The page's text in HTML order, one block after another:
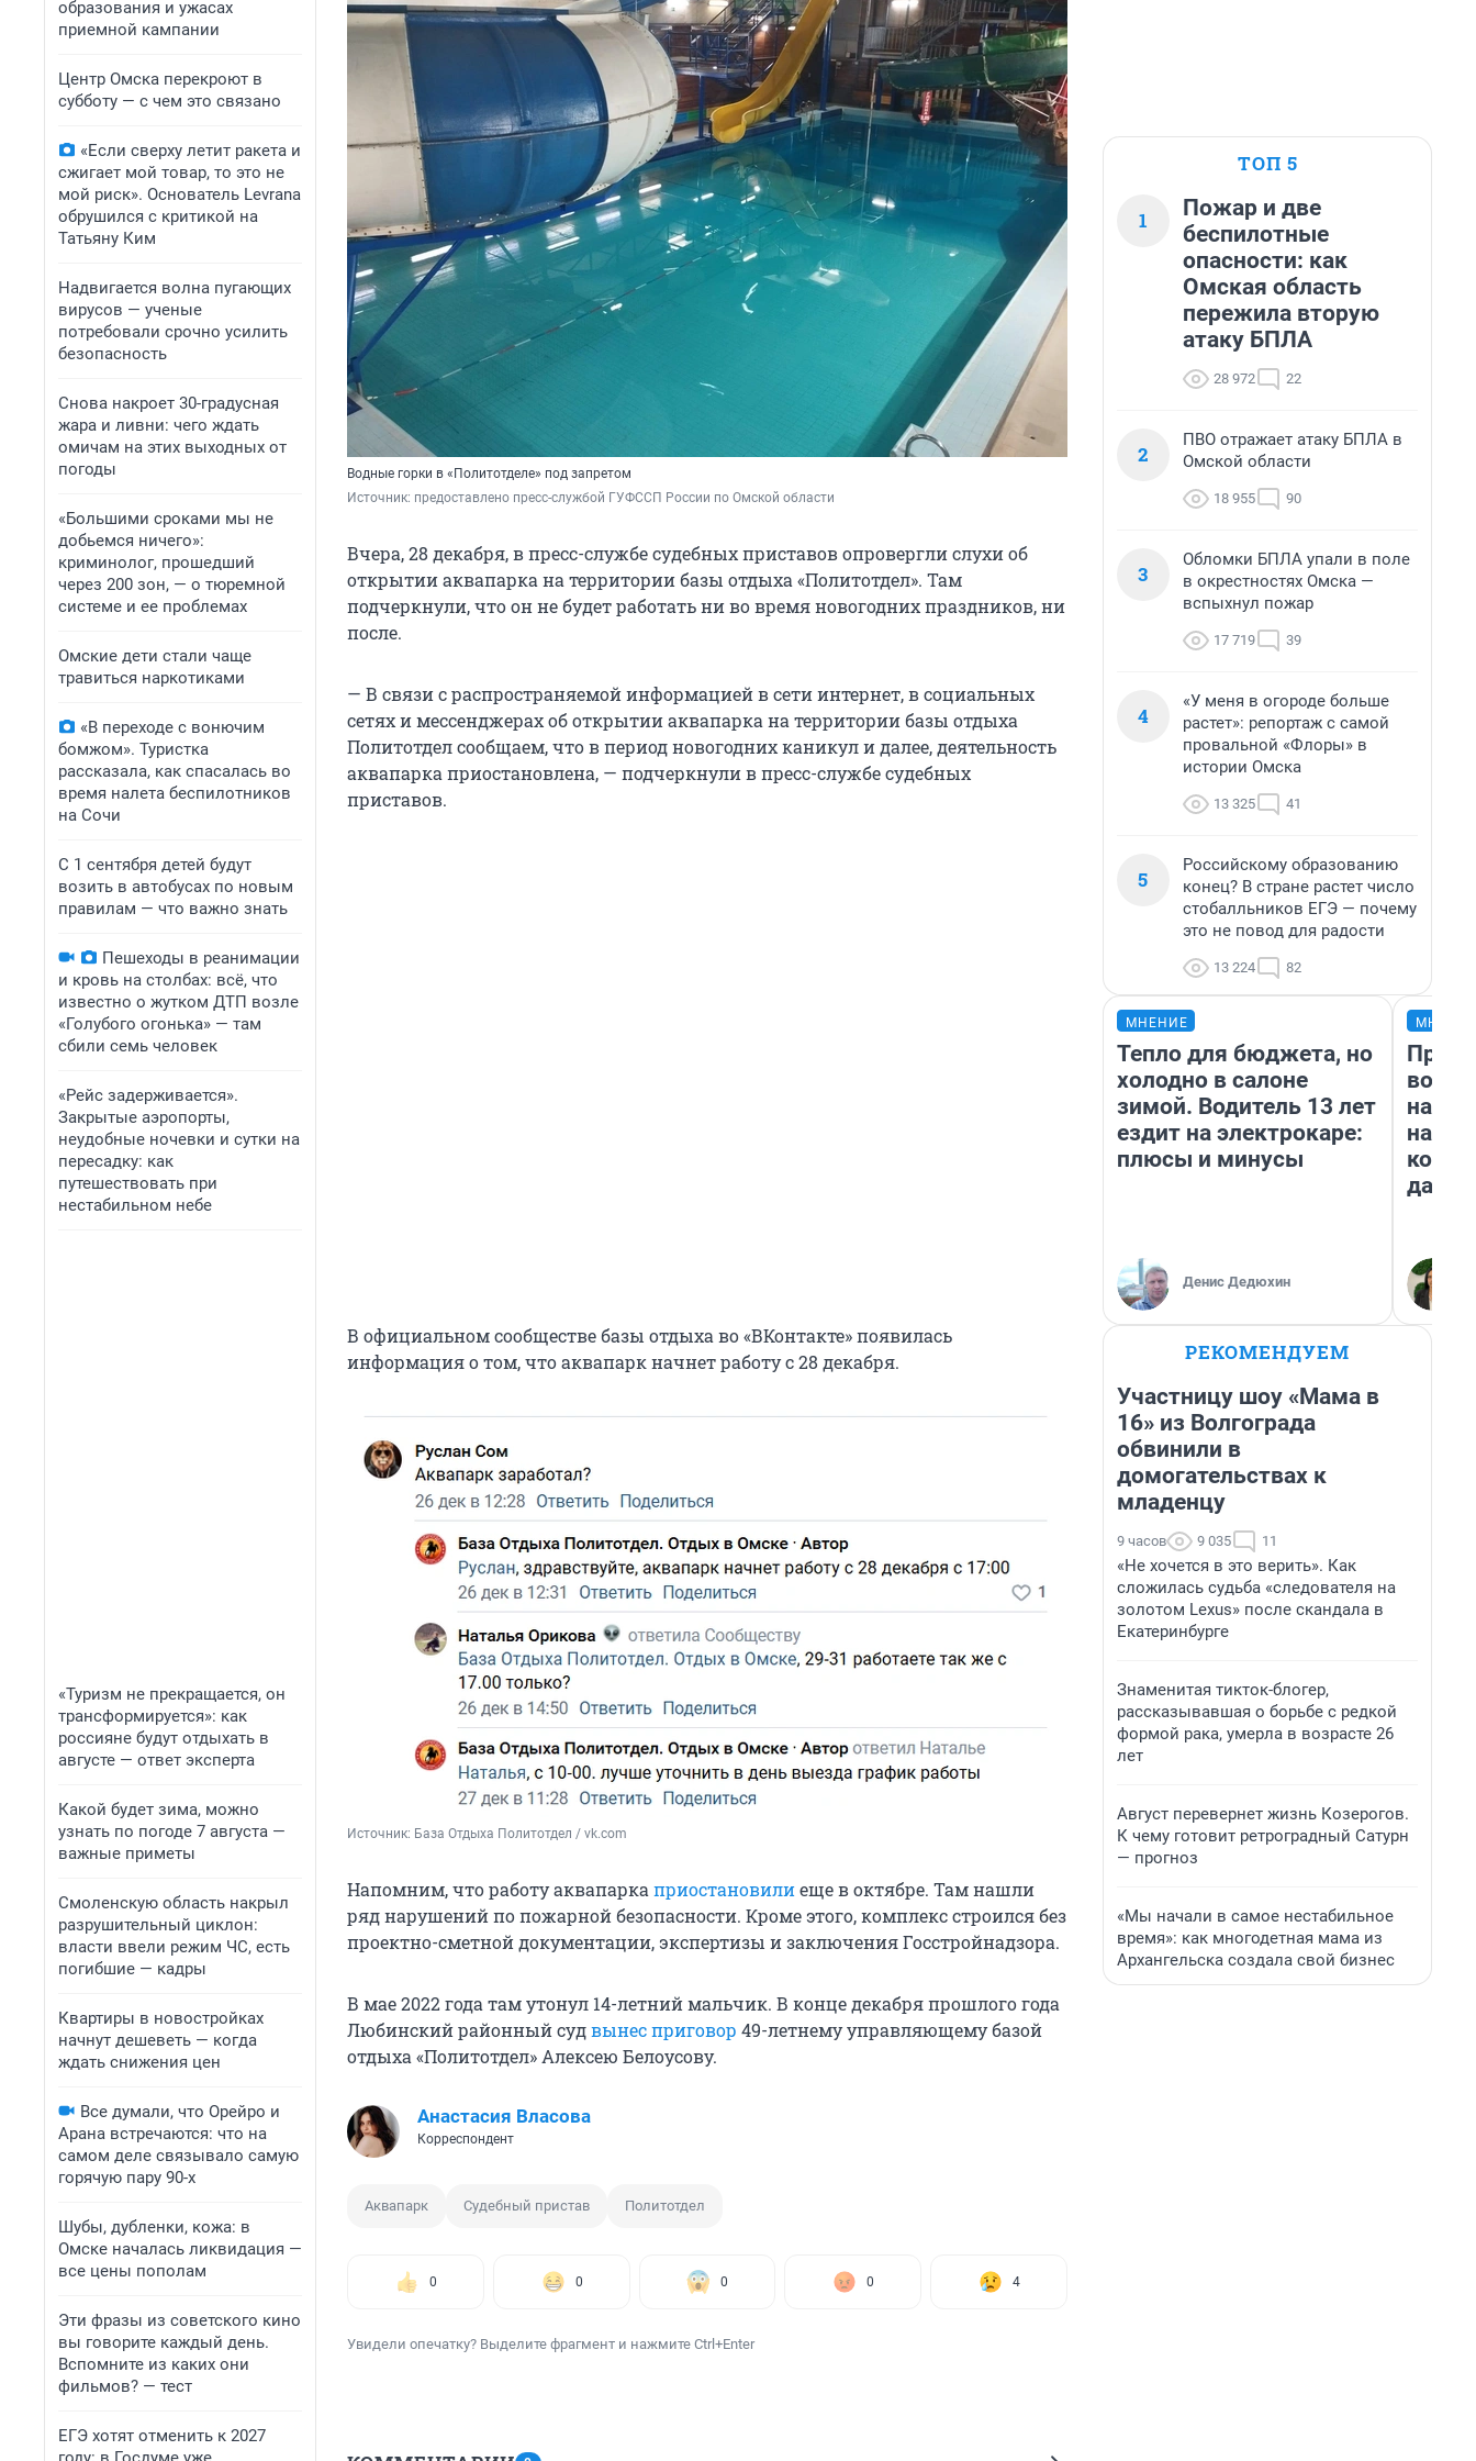
образования и ужасах
приемной кампании
Центр Омска перекроют в
субботу — с чем это связано
«Если сверху летит ракета и
сжигает мой товар, то это не
мой риск». Основатель Levrana
обрушился с критикой на
Татьяну Ким
Надвигается волна пугающих
вирусов — ученые
потребовали срочно усилить
безопасность
Снова накроет 30-градусная
жара и ливни: чего ждать
омичам на этих выходных от
погоды
«Большими сроками мы не
добьемся ничего»:
криминолог, прошедший
через 200 зон, — о тюремной
системе и ее проблемах
Омские дети стали чаще
травиться наркотиками
«В переходе с вонючим
бомжом». Туристка
рассказала, как спасалась во
время налета беспилотников
на Сочи
С 1 сентября детей будут
возить в автобусах по новым
правилам — что важно знать
Пешеходы в реанимации
и кровь на столбах: всё, что
известно о жутком ДТП возле
«Голубого огонька» — там
сбили семь человек
«Рейс задерживается».
Закрытые аэропорты,
неудобные ночевки и сутки на
пересадку: как
путешествовать при
нестабильном небе
«Туризм не прекращается, он
трансформируется»: как
россияне будут отдыхать в
августе — ответ эксперта
Какой будет зима, можно
узнать по погоде 7 августа —
важные приметы
Смоленскую область накрыл
разрушительный циклон:
власти ввели режим ЧС, есть
погибшие — кадры
Квартиры в новостройках
начнут дешеветь — когда
ждать снижения цен
Все думали, что Орейро и
Арана встречаются: что на
самом деле связывало самую
горячую пару 90-х
Шубы, дубленки, кожа: в
Омске началась ликвидация —
все цены пополам
Эти фразы из советского кино
вы говорите каждый день.
Вспомните из каких они
фильмов? — тест
ЕГЭ хотят отменить к 2027
Водные горки в «Политотделе» под запретом
Источник: предоставлено пресс-службой ГУФССП России по Омской области
Вчера, 28 декабря, в пресс-службе судебных приставов опровергли слухи об
открытии аквапарка на территории базы отдыха «Политотдел». Там
подчеркнули, что он не будет работать ни во время новогодних праздников, ни
после.
— В связи с распространяемой информацией в сети интернет, в социальных
сетях и мессенджерах об открытии аквапарка на территории базы отдыха
Политотдел сообщаем, что в период новогодних каникул и далее, деятельность
аквапарка приостановлена, — подчеркнули в пресс-службе судебных
приставов.
В официальном сообществе базы отдыха во «ВКонтакте» появилась
информация о том, что аквапарк начнет работу с 28 декабря.
Источник: База Отдыха Политотдел / vk.com
Напомним, что работу аквапарка приостановилиеще в октябре. Там нашли
ряд нарушений по пожарной безопасности. Кроме этого, комплекс строился без
проектно-сметной документации, экспертизы и заключения Госстройнадзора.
В мае 2022 года там утонул 14-летний мальчик. В конце декабря прошлого года
Любинский районный судвынес приговор 49-летнему управляющему базой
отдыха «Политотдел» Алексею Белоусову.
Анастасия Власова
Корреспондент
Аквапарк Судебный пристав Политотдел
0 0 0 0 4
Увидели опечатку? Выделите фрагмент и нажмите Ctrl+Enter
ТОП 5
1
Пожар и две
беспилотные
опасности: как
Омская область
пережила вторую
атаку БПЛА
28 972 22
2
ПВО отражает атаку БПЛА в
Омской области
18 955 90
3
Обломки БПЛА упали в поле
в окрестностях Омска —
вспыхнул пожар
17 719 39
4
«У меня в огороде больше
растет»: репортаж с самой
провальной «Флоры» в
истории Омска
13 325 41
5
Российскому образованию
конец? В стране растет число
стобалльников ЕГЭ — почему
это не повод для радости
13 224 82
МНЕНИЕ
Тепло для бюджета, но
холодно в салоне
зимой. Водитель 13 лет
ездит на электрокаре:
плюсы и минусы
Денис Дедюхин
нам
даже
РЕКОМЕНДУЕМ
Участницу шоу «Мама в
16» из Волгограда
обвинили в
домогательствах к
младенцу
9 часов 9 035 11
«Не хочется в это верить». Как
сложилась судьба «следователя на
золотом Lexus» после скандала в
Екатеринбурге
Знаменитая тикток-блогер,
рассказывавшая о борьбе с редкой
формой рака, умерла в возрасте 26
лет
Август перевернет жизнь Козерогов.
К чему готовит ретроградный Сатурн
— прогноз
«Мы начали в самое нестабильное
время»: как многодетная мама из
Архангельска создала свой бизнес